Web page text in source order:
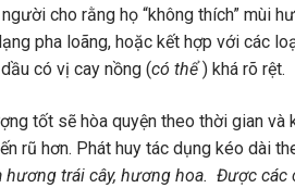
cho rằng họ “không thích” mùi
pha loãng, hoặc kết hợp với các
có vị cay nồng (có thể) khá rõ rệt.
tốt sẽ hòa quyện theo thời gian
rũ hơn. Phát huy tác dụng kéo dài
trái cây, hương hoa. Được các